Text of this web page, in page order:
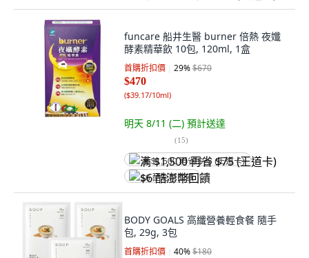
funcare 船井生醫 burner 倍熱 夜孅
酵素精華飲 10包, 120ml, 1盒
首購折扣價 29%$670
$470
($39.17/10ml)
明天 8/11 (二) 預計送達
(15)
满 $1,500 再省 $75 (王道卡)
$6 酷澎幣回饋
BODY GOALS 高纖營養輕食餐 隨手
包, 29g, 3包
首購折扣價 40%$180